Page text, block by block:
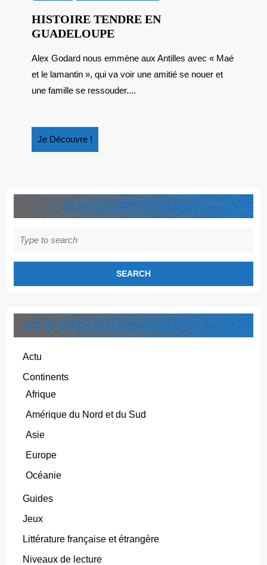
HISTOIRE TENDRE EN
GUADELOUPEHISTOIRE
EN
GUADELOUPE
Alex Godard nous emmène aux Antilles avec « Maé
et le lamantin », qui va voir une amitié se nouer et
une famille se ressouder....
Je Découvre !
Découvre
QUELLE DESTINATION ?
for:
ET SI VOUS VOUS LAISSIEZ TENTER ?
Actu
Continents
Afrique
Amérique du Nord et du Sud
Asie
Europe
Océanie
Guides
Jeux
Littérature française et étrangère
Niveaux de lecture